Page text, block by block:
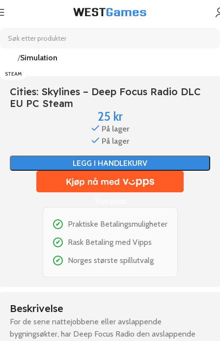
Simulation
STEAM
Cities: Skylines – Deep Focus Radio DLC
EU PC Steam
25 kr
På lager
På lager
LEGG I HANDLEKURV
✔ Praktiske Betalingsmuligheter
✔ Rask Betaling med Vipps
✔ Norges største spillutvalg
Beskrivelse
For de sene nattejobbene eller avslappende
bygningsøkter, har Deep Focus Radio den avslappende